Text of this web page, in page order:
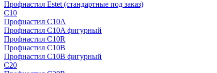
Профнастил Estet (стандартные под заказ)
C10
Профнастил С10A
Профнастил С10A фигурный
Профнастил С10R
Профнастил С10В
Профнастил С10В фигурный
C20